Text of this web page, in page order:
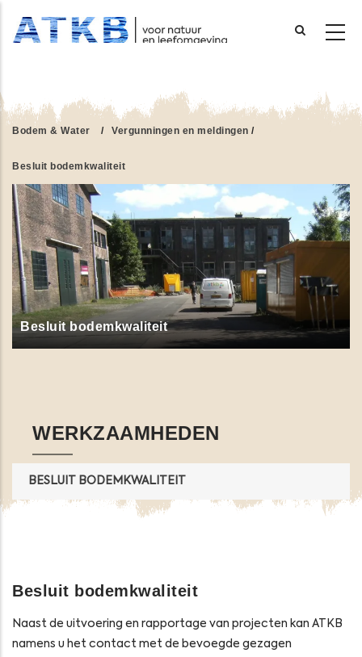
naar
de
Bodem & Water / Vergunningen en meldingen /
Besluit bodemkwaliteit
Besluit bodemkwaliteit
WERKZAAMHEDEN
BESLUIT BODEMKWALITEIT
Besluit bodemkwaliteit
Naast de uitvoering en rapportage van projecten kan ATKB
namens u het contact met de bevoegde gezagen